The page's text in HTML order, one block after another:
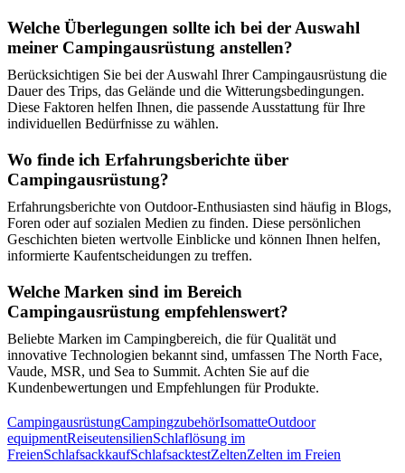
Welche Überlegungen sollte ich bei der Auswahl
meiner Campingausrüstung anstellen?
Berücksichtigen Sie bei der Auswahl Ihrer Campingausrüstung die
Dauer des Trips, das Gelände und die Witterungsbedingungen.
Diese Faktoren helfen Ihnen, die passende Ausstattung für Ihre
individuellen Bedürfnisse zu wählen.
Wo finde ich Erfahrungsberichte über
Campingausrüstung?
Erfahrungsberichte von Outdoor-Enthusiasten sind häufig in Blogs,
Foren oder auf sozialen Medien zu finden. Diese persönlichen
Geschichten bieten wertvolle Einblicke und können Ihnen helfen,
informierte Kaufentscheidungen zu treffen.
Welche Marken sind im Bereich
Campingausrüstung empfehlenswert?
Beliebte Marken im Campingbereich, die für Qualität und
innovative Technologien bekannt sind, umfassen The North Face,
Vaude, MSR, und Sea to Summit. Achten Sie auf die
Kundenbewertungen und Empfehlungen für Produkte.
CampingausrüstungCampingzubehörIsomatteOutdoor
equipmentReiseutensilienSchlaflösung im
FreienSchlafsackkaufSchlafsacktestZeltenZelten im Freien